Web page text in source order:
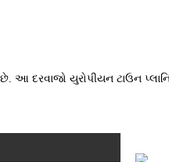
દરવાજો યુરોપીયન ટાઉન